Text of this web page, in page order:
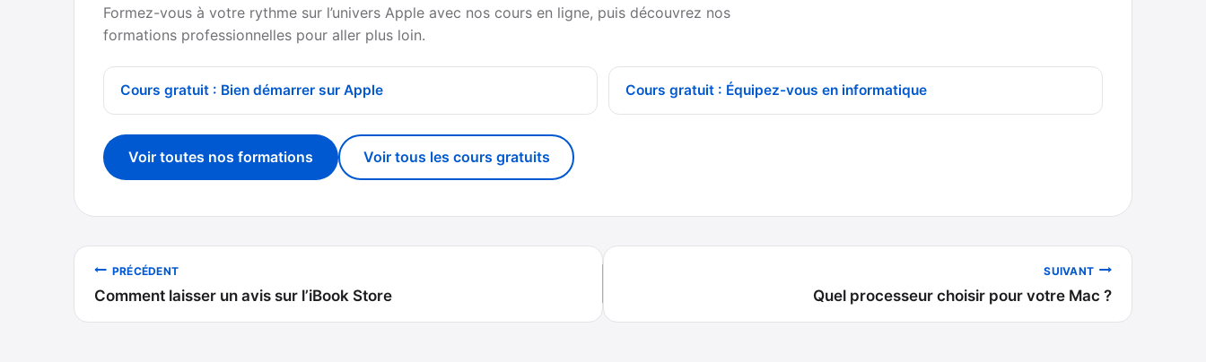
Formez-vous à votre rythme sur l’univers Apple avec nos cours en ligne, puis découvrez nos
formations professionnelles pour aller plus loin.
Cours gratuit : Bien démarrer sur Apple Cours gratuit : Équipez-vous en informatique
Voir toutes nos formations Voir tous les cours gratuits
Navigation
de
PRÉCÉDENT
Comment laisser un avis sur l’iBook Store
SUIVANT
Quel processeur choisir pour votre Mac ?